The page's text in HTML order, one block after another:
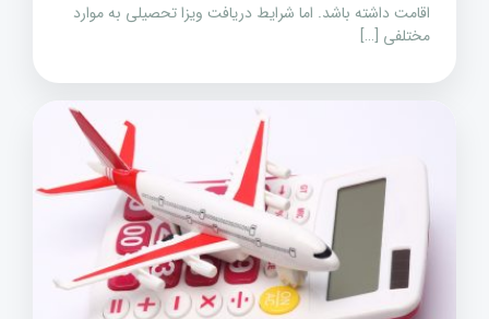
اقامت داشته باشد. اما شرایط دریافت ویزا تحصیلی به موارد
مختلفی […]